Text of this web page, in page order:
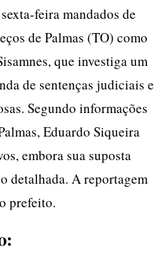
feira mandados de
de Palmas (TO) como
que investiga um
de sentenças judiciais e
Segundo informações
Eduardo Siqueira
embora sua suposta
detalhada. A reportagem
prefeito.